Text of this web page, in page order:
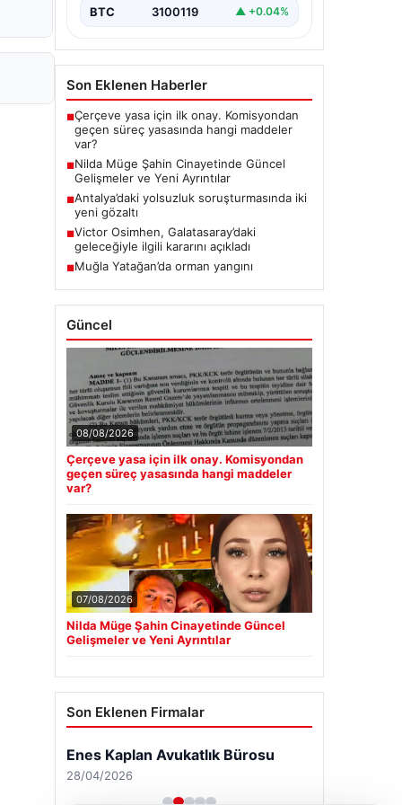
BTC 3100119 ▲ +0.04%
Son Eklenen Haberler
■Çerçeve yasa için ilk onay. Komisyondan
geçen süreç yasasında hangi maddeler
var?
■Nilda Müge Şahin Cinayetinde Güncel
Gelişmeler ve Yeni Ayrıntılar
■Antalya’daki yolsuzluk soruşturmasında iki
yeni gözaltı
■Victor Osimhen, Galatasaray’daki
geleceğiyle ilgili kararını açıkladı
■Muğla Yatağan’da orman yangını
Güncel
08/08/2026
Çerçeve yasa için ilk onay. Komisyondan
geçen süreç yasasında hangi maddeler
var?
07/08/2026
Nilda Müge Şahin Cinayetinde Güncel
Gelişmeler ve Yeni Ayrıntılar
Son Eklenen Firmalar
Enes Kaplan Avukatlık Bürosu
28/04/2026